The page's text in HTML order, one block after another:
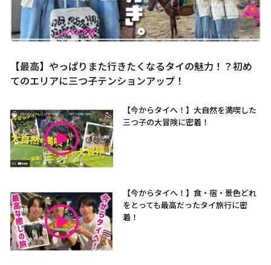
【最高】やっぱりまた行きたくなるタイの魅力！？初め
てのエリアに三つ子テンションアップ！
【今からタイへ！】大自然を満喫した
三つ子の大冒険に密着！
【今からタイへ！】食・宿・景色どれ
をとっても最高だったタイ旅行に密
着！